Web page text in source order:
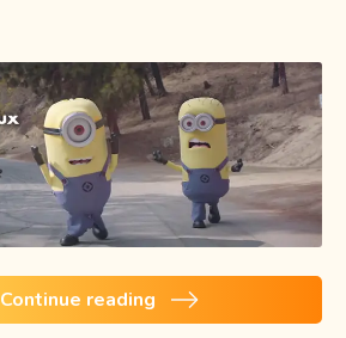
Continue reading